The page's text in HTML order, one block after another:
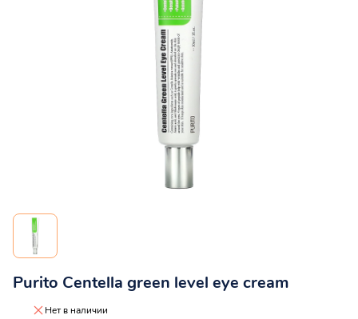
Purito Centella green level eye cream
Нет в наличии